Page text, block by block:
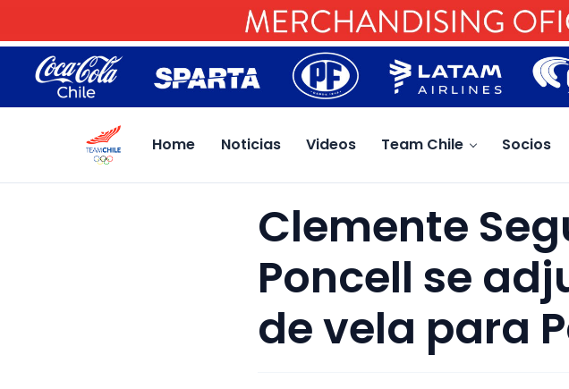
Home Noticias Videos Team Chile Socios
Clemente
Poncell se
de vela para